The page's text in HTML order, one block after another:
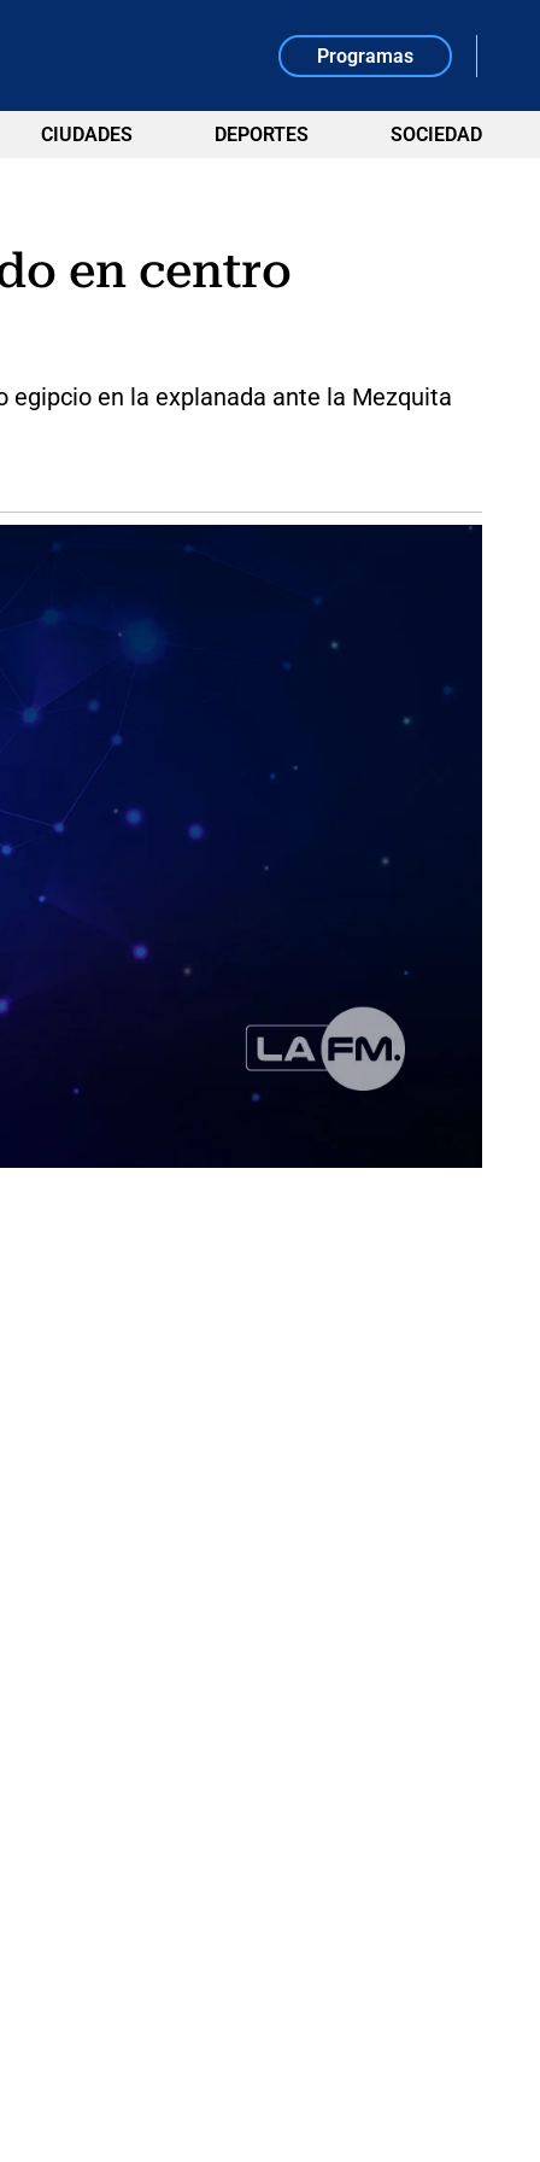
Programas
CIUDADES DEPORTES SOCIEDAD
en centro
egipcio en la explanada ante la Mezquita